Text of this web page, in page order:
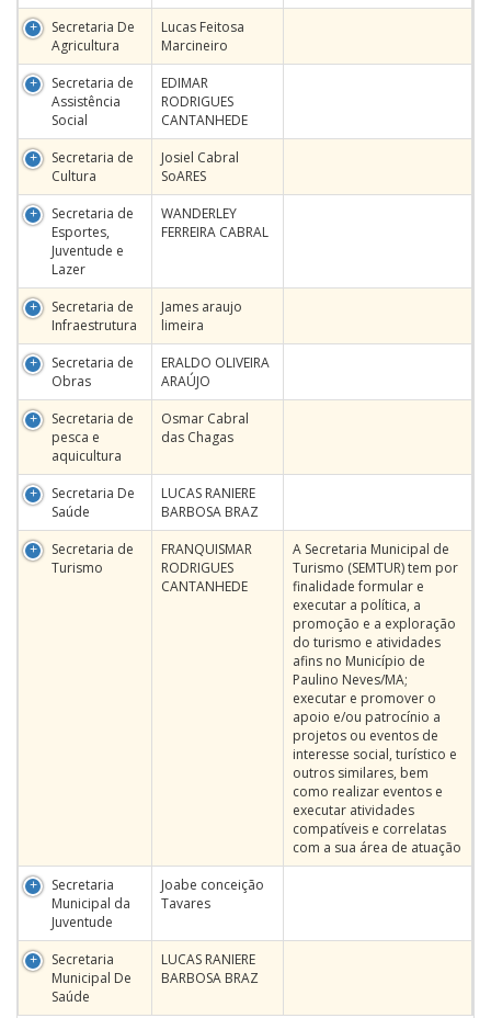
Secretaria De
Agricultura
Lucas Feitosa
Marcineiro
Secretaria de
Assistência
Social
EDIMAR
RODRIGUES
CANTANHEDE
Secretaria de
Cultura
Josiel Cabral
SoARES
Secretaria de
Esportes,
Juventude e
Lazer
WANDERLEY
FERREIRA CABRAL
Secretaria de
Infraestrutura
James araujo
limeira
Secretaria de
Obras
ERALDO OLIVEIRA
ARAÚJO
Secretaria de
pesca e
aquicultura
Osmar Cabral
das Chagas
Secretaria De
Saúde
LUCAS RANIERE
BARBOSA BRAZ
Secretaria de
Turismo
FRANQUISMAR
RODRIGUES
CANTANHEDE
A Secretaria Municipal de
Turismo (SEMTUR) tem por
finalidade formular e
executar a política, a
promoção e a exploração
do turismo e atividades
afins no Município de
Paulino Neves/MA;
executar e promover o
apoio e/ou patrocínio a
projetos ou eventos de
interesse social, turístico e
outros similares, bem
como realizar eventos e
executar atividades
compatíveis e correlatas
com a sua área de atuação
Secretaria
Municipal da
Juventude
Joabe conceição
Tavares
Secretaria
Municipal De
Saúde
LUCAS RANIERE
BARBOSA BRAZ